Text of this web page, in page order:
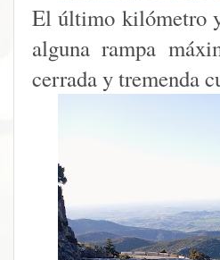
El último kilómetro
alguna rampa
cerrada y tremenda